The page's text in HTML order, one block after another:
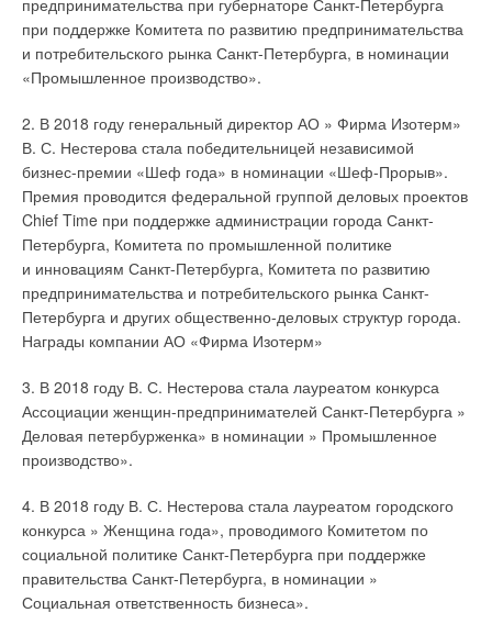
при поддержке Комитета по развитию предпринимательства
и потребительского рынка Санкт-Петербурга, в номинации
«Промышленное производство».
2. В 2018 году генеральный директор АО » Фирма Изотерм»
В. С. Нестерова стала победительницей независимой
бизнес-премии «Шеф года» в номинации «Шеф-Прорыв».
Премия проводится федеральной группой деловых проектов
Chief Time при поддержке администрации города Санкт-
Петербурга, Комитета по промышленной политике
и инновациям Санкт-Петербурга, Комитета по развитию
предпринимательства и потребительского рынка Санкт-
Петербурга и других общественно-деловых структур города.
Награды компании АО «Фирма Изотерм»
3. В 2018 году В. С. Нестерова стала лауреатом конкурса
Ассоциации женщин-предпринимателей Санкт-Петербурга »
Деловая петербурженка» в номинации » Промышленное
производство».
4. В 2018 году В. С. Нестерова стала лауреатом городского
конкурса » Женщина года», проводимого Комитетом по
социальной политике Санкт-Петербурга при поддержке
правительства Санкт-Петербурга, в номинации »
Социальная ответственность бизнеса».